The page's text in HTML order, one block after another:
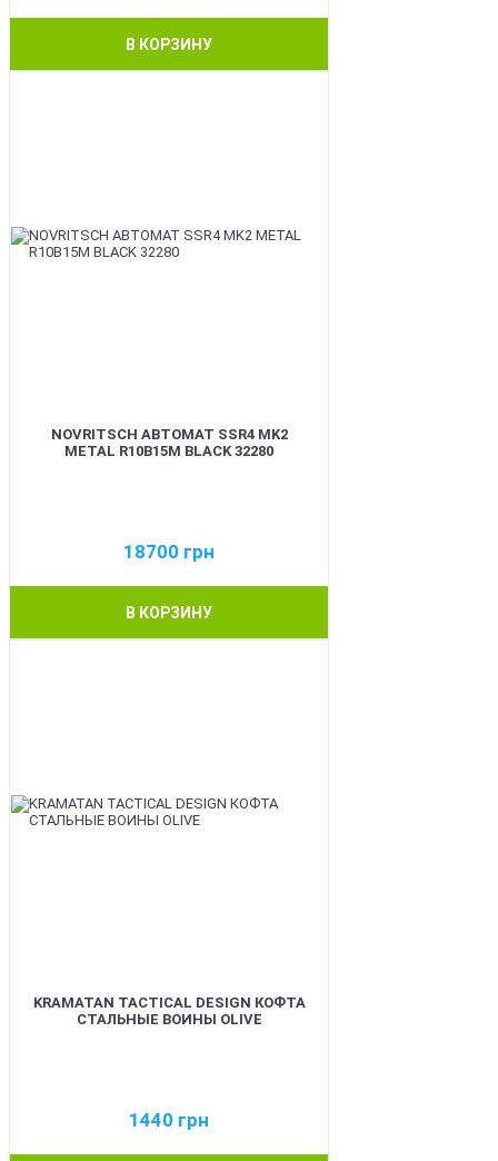
В КОРЗИНУ
NOVRITSCH АВТОМАТ SSR4 MK2
METAL R10B15M BLACK 32280
18700 грн
В КОРЗИНУ
KRAMATAN TACTICAL DESIGN КОФТА
СТАЛЬНЫЕ ВОИНЫ OLIVE
1440 грн